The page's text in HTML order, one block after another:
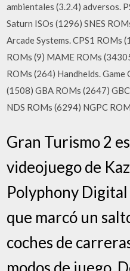
ambientales (3.2.4) adversos.
Saturn ISOs (1296) SNES
Arcade Systems. CPS1 ROMs
ROMs (9) MAME ROMs
ROMs (264) Handhelds.
(1508) GBA ROMs (2647)
NDS ROMs (6294) NGPC
Gran Turismo 2
videojuego de
Polyphony
que marcó un
coches de
modos de juego,